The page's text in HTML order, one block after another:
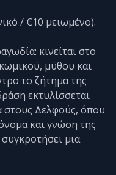
/ €10 μειωμένο).
κινείται στο
μύθου και
το ζήτημα της
εκτυλίσσεται
στους Δελφούς, όπου
και γνώση της
μια